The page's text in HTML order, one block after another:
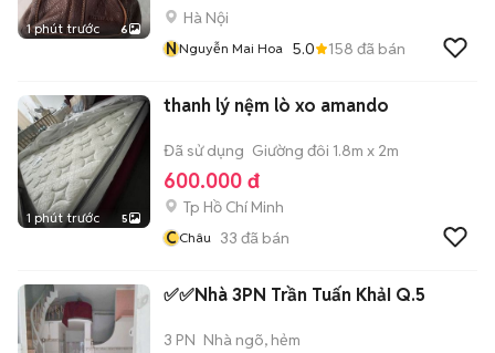
1 phút trước 6
Hà Nội
NNguyễn Mai Hoa 5.0 158 đã bán
1 phút trước 5
thanh lý nệm lò xo amando
Đã sử dụng Giường đôi 1.8m x 2m
600.000 đ
Tp Hồ Chí Minh
CChâu 33 đã bán
✅✅Nhà 3PN Trần Tuấn KhảI Q.5
3 PN Nhà ngõ, hẻm